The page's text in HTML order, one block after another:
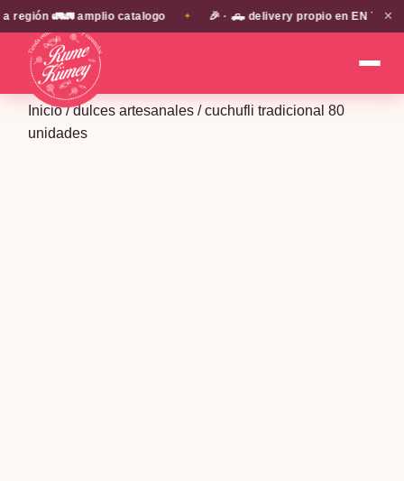
🚛🚛 amplio catalogo ✦ 🎉 · 🛻 delivery propio en EN TODA LA
✕
Inicio/dulces artesanales / cuchufli tradicional 80
unidades